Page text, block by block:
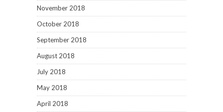
November 2018
October 2018
September 2018
August 2018
July 2018
May 2018
April 2018